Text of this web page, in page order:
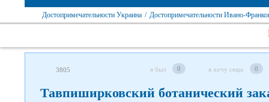
Достопримечательности Украина / Достопримечательности Ивано-
3805 я был 0 я хочу сюда 0
Тавпиширковский ботанический